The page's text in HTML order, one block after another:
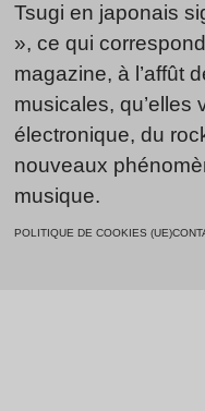
Tsugi en japonais
», ce qui
magazine, à l’affût
musicales, qu’elles
électronique, du
nouveaux
musique.
POLITIQUE DE COOKIES (UE)